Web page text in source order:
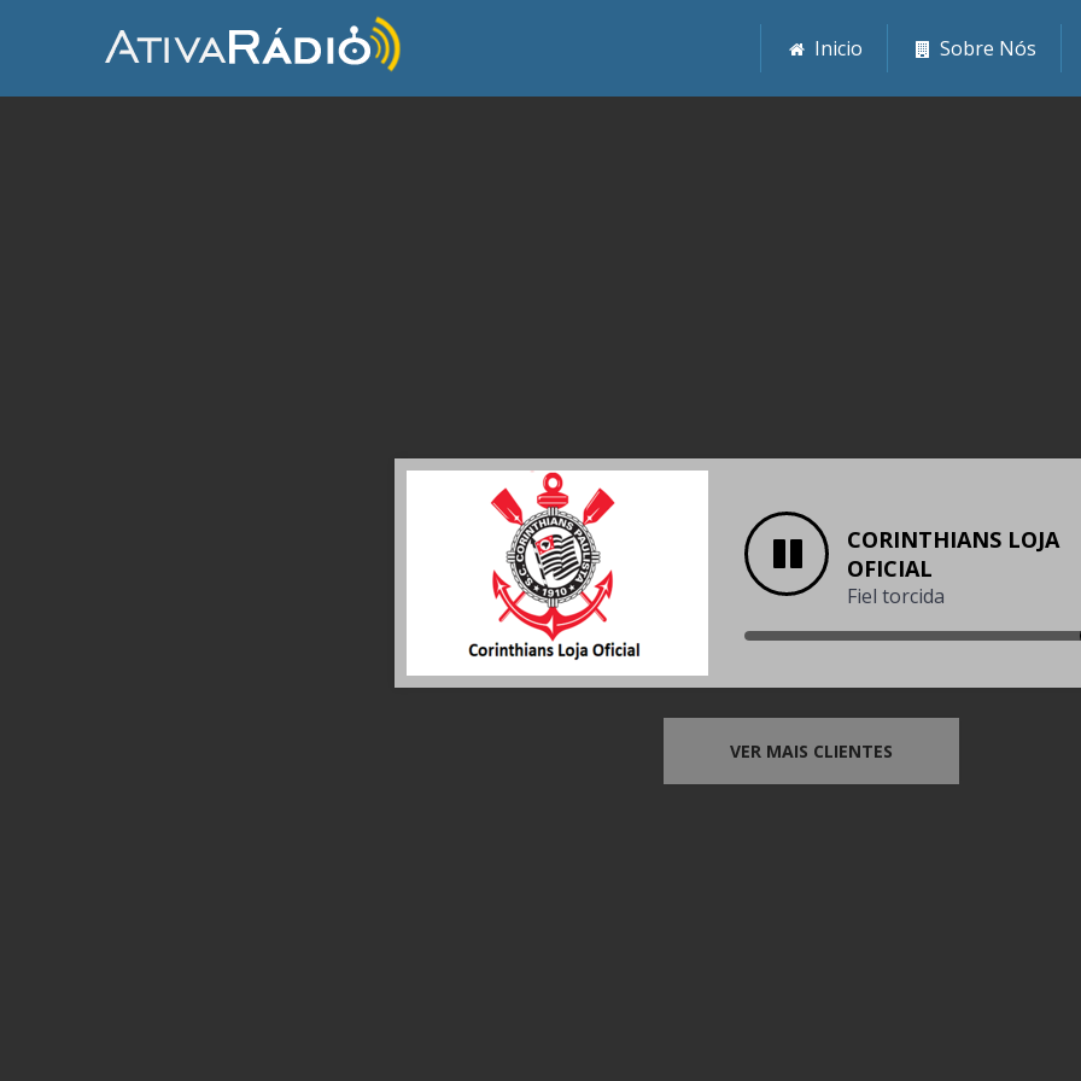
Inicio Sobre Nós
CORINTHIANS LOJA
OFICIAL
Fiel torcida
VER MAIS CLIENTES